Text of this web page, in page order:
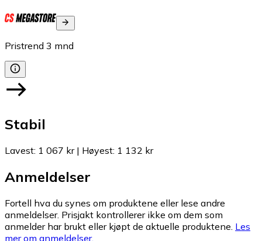
Pristrend 3 mnd
Stabil
Lavest: 1 067 kr| Høyest: 1 132 kr
Anmeldelser
Fortell hva du synes om produktene eller lese andre
anmeldelser. Prisjakt kontrollerer ikke om dem som
anmelder har brukt eller kjøpt de aktuelle produktene. Les
mer om anmeldelser.